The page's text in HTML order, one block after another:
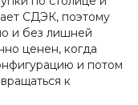
СДЭК, поэтому
и без лишней
ценен, когда
и потом
к